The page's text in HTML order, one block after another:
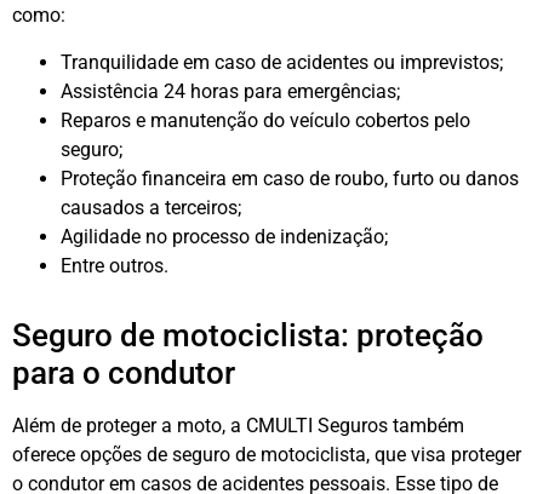
como:
Tranquilidade em caso de acidentes ou imprevistos;
Assistência 24 horas para emergências;
Reparos e manutenção do veículo cobertos pelo
seguro;
Proteção financeira em caso de roubo, furto ou danos
causados a terceiros;
Agilidade no processo de indenização;
Entre outros.
Seguro de motociclista: proteção
para o condutor
Além de proteger a moto, a CMULTI Seguros também
oferece opções de seguro de motociclista, que visa proteger
o condutor em casos de acidentes pessoais. Esse tipo de